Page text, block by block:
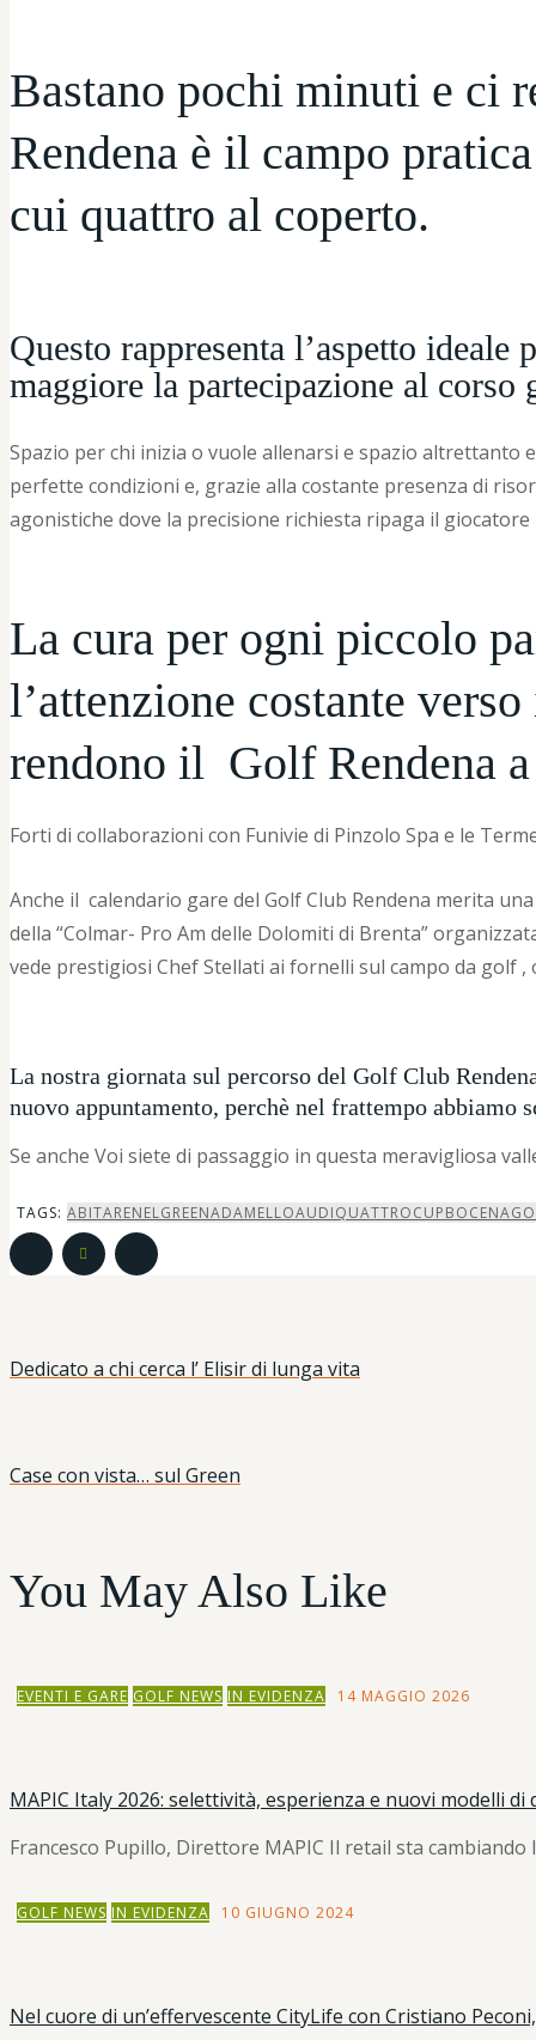
Bastano pochi minuti e ci
Rendena è il campo
cui quattro al coperto.
Questo rappresenta l’aspetto
maggiore la partecipazione al
Spazio per chi inizia o vuole allenarsi e spazio altrettanto
perfette condizioni e, grazie alla costante presenza di
agonistiche dove la precisione richiesta ripaga il
La cura per ogni piccolo
l’attenzione costante
rendono il Golf Rendena
Forti di collaborazioni con Funivie di Pinzolo Spa e le
Anche il calendario gare del Golf Club Rendena merita
della “Colmar- Pro Am delle Dolomiti di Brenta”
vede prestigiosi Chef Stellati ai fornelli sul campo da golf
La nostra giornata sul percorso del Golf Club
nuovo appuntamento, perchè nel frattempo abbiamo
Se anche Voi siete di passaggio in questa meravigliosa
TAGS: ABITARENELGREENADAMELLOAUDIQUATTROCUPBOCENAGO
Dedicato a chi cerca l’ Elisir di lunga vita
Case con vista… sul Green
You May Also Like
EVENTI E GARE GOLF NEWS IN EVIDENZA 14 MAGGIO 2026
MAPIC Italy 2026: selettività, esperienza e nuovi modelli di
Francesco Pupillo, Direttore MAPIC Il retail sta
GOLF NEWS IN EVIDENZA 10 GIUGNO 2024
Nel cuore di un’effervescente CityLife con Cristiano